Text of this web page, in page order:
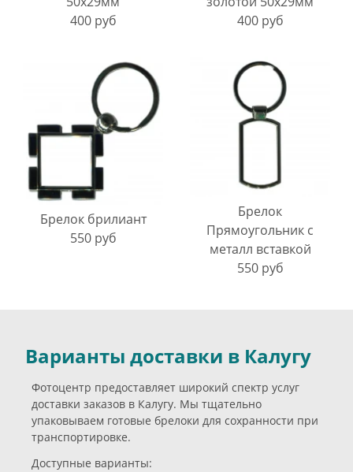
400 руб
400 руб
Брелок брилиант
550 руб
Брелок
Прямоугольник с
металл вставкой
550 руб
Варианты доставки в Калугу
Фотоцентр предоставляет широкий спектр услуг
доставки заказов в Калугу. Мы тщательно
упаковываем готовые брелоки для сохранности при
транспортировке.
Доступные варианты: